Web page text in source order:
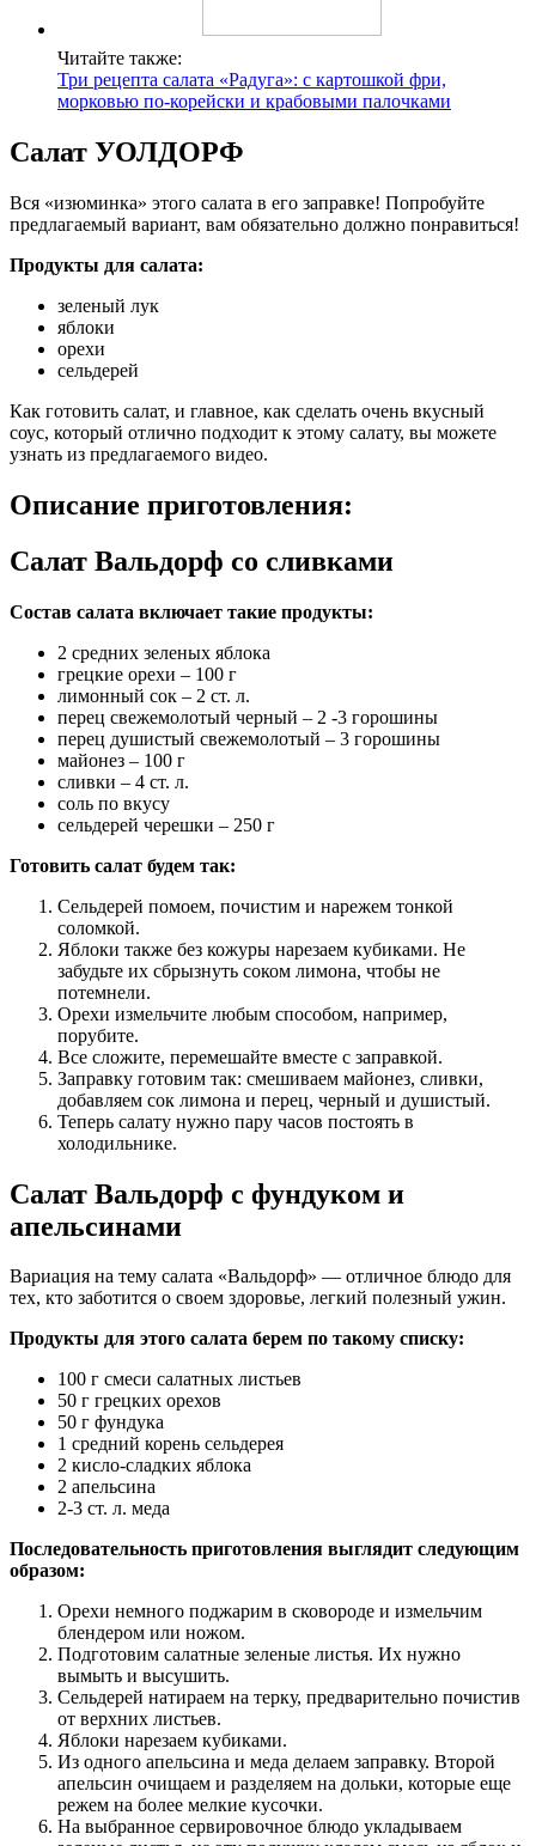
Читайте также:
Три рецепта салата «Радуга»: с картошкой фри,
морковью по-корейски и крабовыми палочками
Салат УОЛДОРФ
Вся «изюминка» этого салата в его заправке! Попробуйте
предлагаемый вариант, вам обязательно должно понравиться!
Продукты для салата:
зеленый лук
яблоки
орехи
сельдерей
Как готовить салат, и главное, как сделать очень вкусный
соус, который отлично подходит к этому салату, вы можете
узнать из предлагаемого видео.
Описание приготовления:
Салат Вальдорф со сливками
Состав салата включает такие продукты:
2 средних зеленых яблока
грецкие орехи – 100 г
лимонный сок – 2 ст. л.
перец свежемолотый черный – 2 -3 горошины
перец душистый свежемолотый – 3 горошины
майонез – 100 г
сливки – 4 ст. л.
соль по вкусу
сельдерей черешки – 250 г
Готовить салат будем так:
Сельдерей помоем, почистим и нарежем тонкой
соломкой.
Яблоки также без кожуры нарезаем кубиками. Не
забудьте их сбрызнуть соком лимона, чтобы не
потемнели.
Орехи измельчите любым способом, например,
порубите.
Все сложите, перемешайте вместе с заправкой.
Заправку готовим так: смешиваем майонез, сливки,
добавляем сок лимона и перец, черный и душистый.
Теперь салату нужно пару часов постоять в
холодильнике.
Салат Вальдорф с фундуком и
апельсинами
Вариация на тему салата «Вальдорф» — отличное блюдо для
тех, кто заботится о своем здоровье, легкий полезный ужин.
Продукты для этого салата берем по такому списку:
100 г смеси салатных листьев
50 г грецких орехов
50 г фундука
1 средний корень сельдерея
2 кисло-сладких яблока
2 апельсина
2-3 ст. л. меда
Последовательность приготовления выглядит следующим
образом:
Орехи немного поджарим в сковороде и измельчим
блендером или ножом.
Подготовим салатные зеленые листья. Их нужно
вымыть и высушить.
Сельдерей натираем на терку, предварительно почистив
от верхних листьев.
Яблоки нарезаем кубиками.
Из одного апельсина и меда делаем заправку. Второй
апельсин очищаем и разделяем на дольки, которые еще
режем на более мелкие кусочки.
На выбранное сервировочное блюдо укладываем